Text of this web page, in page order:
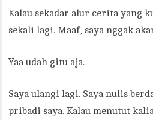
Kalau sekadar alur cerita yang
sekali lagi. Maaf, saya nggak
Yaa udah gitu aja.
Saya ulangi lagi. Saya nulis
pribadi saya. Kalau menutut